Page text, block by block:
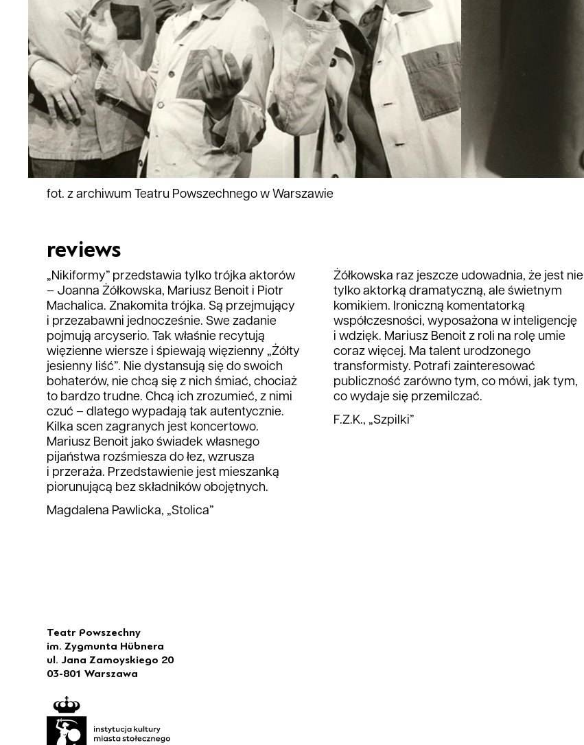
fot. z archiwum Teatru Powszechnego w Warszawie
reviews
„Nikiformy” przedstawia tylko trójka aktorów
– Joanna Żółkowska, Mariusz Benoit i Piotr
Machalica. Znakomita trójka. Są przejmujący
i przezabawni jednocześnie. Swe zadanie
pojmują arcyserio. Tak właśnie recytują
więzienne wiersze i śpiewają więzienny „Żółty
jesienny liść”. Nie dystansują się do swoich
bohaterów, nie chcą się z nich śmiać, chociaż
to bardzo trudne. Chcą ich zrozumieć, z nimi
czuć – dlatego wypadają tak autentycznie.
Kilka scen zagranych jest koncertowo.
Mariusz Benoit jako świadek własnego
pijaństwa rozśmiesza do łez, wzrusza
i przeraża. Przedstawienie jest mieszanką
piorunującą bez składników obojętnych.
Magdalena Pawlicka, „Stolica”
Żółkowska raz jeszcze udowadnia, że jest nie
tylko aktorką dramatyczną, ale świetnym
komikiem. Ironiczną komentatorką
współczesności, wyposażona w inteligencję
i wdzięk. Mariusz Benoit z roli na rolę umie
coraz więcej. Ma talent urodzonego
transformisty. Potrafi zainteresować
publiczność zarówno tym, co mówi, jak tym,
co wydaje się przemilczać.
F.Z.K., „Szpilki”
Teatr Powszechny
im. Zygmunta Hübnera
ul. Jana Zamoyskiego 20
03-801 Warszawa